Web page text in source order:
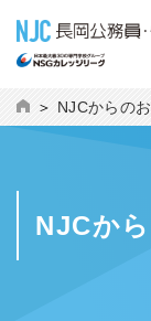
NJCからの
NJCか